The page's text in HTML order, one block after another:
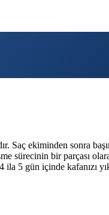
ekiminden sonra
sürecinin bir parçası
5 gün içinde kafanızı